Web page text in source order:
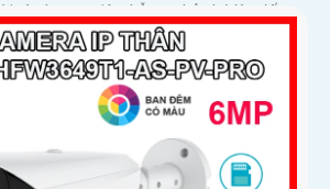
và phương tiện, hỗ trợ thẻ nhớ lên đến
hình liên tục và hiệu quả